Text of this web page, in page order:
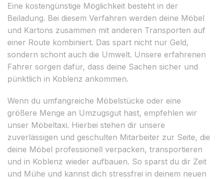
Eine kostengünstige Möglichkeit besteht in der
Beiladung. Bei diesem Verfahren werden deine Möbel
und Kartons zusammen mit anderen Transporten auf
einer Route kombiniert. Das spart nicht nur Geld,
sondern schont auch die Umwelt. Unsere erfahrenen
Fahrer sorgen dafür, dass deine Sachen sicher und
pünktlich in Koblenz ankommen.
Wenn du umfangreiche Möbelstücke oder eine
größere Menge an Umzugsgut hast, empfehlen wir
unser Möbeltaxi. Hierbei stehen dir unsere
zuverlässigen und geschulten Mitarbeiter zur Seite, die
deine Möbel professionell verpacken, transportieren
und in Koblenz wieder aufbauen. So sparst du dir Zeit
und Mühe und kannst dich stressfrei in deinem neuen